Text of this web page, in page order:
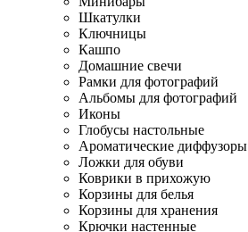
Шкатулки
Ключницы
Кашпо
Домашние свечи
Рамки для фотографий
Альбомы для фотографий
Иконы
Глобусы настольные
Ароматические диффузоры
Ложки для обуви
Коврики в прихожую
Корзины для белья
Корзины для хранения
Крючки настенные